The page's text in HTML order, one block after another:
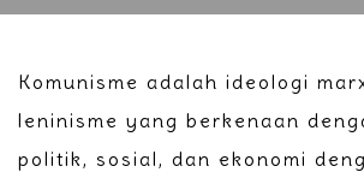
Komunisme adalah ideologi
leninisme yang berkenaan
politik, sosial, dan ekonomi